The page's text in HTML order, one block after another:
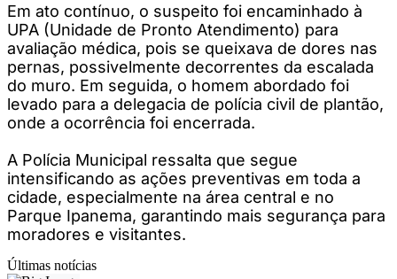
Em ato contínuo, o suspeito foi encaminhado à
UPA (Unidade de Pronto Atendimento) para
avaliação médica, pois se queixava de dores nas
pernas, possivelmente decorrentes da escalada
do muro. Em seguida, o homem abordado foi
levado para a delegacia de polícia civil de plantão,
onde a ocorrência foi encerrada.
A Polícia Municipal ressalta que segue
intensificando as ações preventivas em toda a
cidade, especialmente na área central e no
Parque Ipanema, garantindo mais segurança para
moradores e visitantes.
Últimas notícias